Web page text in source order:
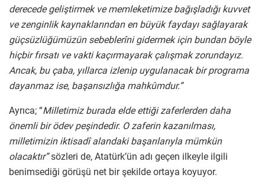
derecede geliştirmek ve memleketimize bağışladığı kuvvet
ve zenginlik kaynaklarından en büyük faydayı sağlayarak
güçsüzlüğümüzün sebeblerîni gidermek için bundan böyle
hiçbir fırsatı ve vakti kaçırmayarak çalışmak zorundayız.
Ancak, bu çaba, yıllarca izlenip uygulanacak bir programa
dayanmaz ise, başarısızlığa mahkûmdur.”
Ayrıca; “Milletimiz burada elde ettiği zaferlerden daha
önemli bir ödev peşindedir. O zaferin kazanılması,
milletimizin iktisadî alandaki başarılarıyla mümkün
olacaktır”sözleri de, Atatürk’ün adı geçen ilkeyle ilgili
benimsediği görüşü net bir şekilde ortaya koyuyor.